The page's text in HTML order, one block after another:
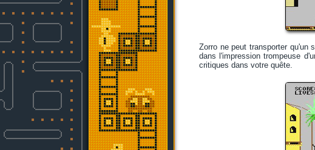
Zorro ne peut transporter
dans l'impression trompeuse
critiques dans votre quête.